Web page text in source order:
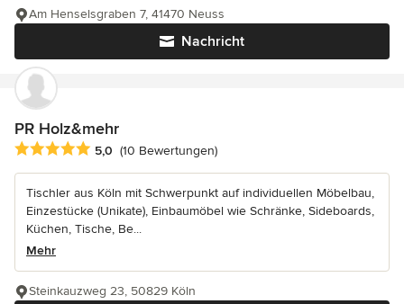
Nachricht
Am Henselsgraben 7, 41470 Neuss
PR Holz&mehr
Durchschnittliche Bewertung: 5 von 5 Sternen
5,0 (10 Bewertungen)
Tischler aus Köln mit Schwerpunkt auf individuellen Möbelbau,
Einzestücke (Unikate), Einbaumöbel wie Schränke, Sideboards,
Küchen, Tische, Be...
Mehr
Steinkauzweg 23, 50829 Köln